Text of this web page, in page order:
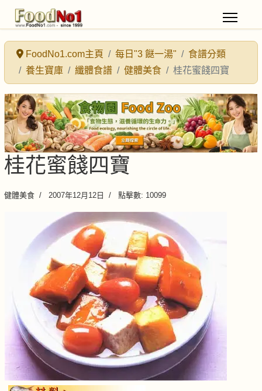
FoodNo1.com主頁 每日"3 餸一湯"
食譜分類
養生寶庫
纖體食譜 健體美食 桂花蜜餞四寶
桂花蜜餞四寶
健體美食 2007年12月12日 點擊數: 10099